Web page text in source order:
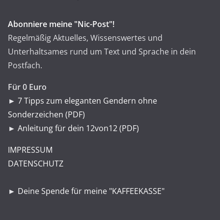
Abonniere meine "Nic-Post"!
Regelmäßig Aktuelles, Wissenswertes und
Unterhaltsames rund um Text und Sprache in dein
Postfach.
Für 0 Euro
► 7 Tipps zum eleganten Gendern ohne
Sonderzeichen (PDF)
► Anleitung für dein 12von12 (PDF)
IMPRESSUM
DATENSCHUTZ
► Deine Spende für meine "KAFFEEKASSE"